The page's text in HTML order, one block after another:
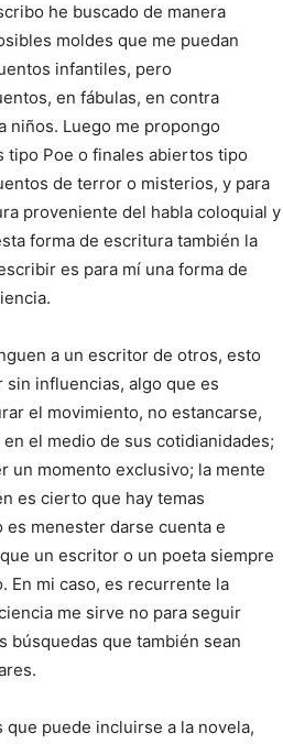
he buscado de manera
moldes que me puedan
infantiles, pero
en fábulas, en contra
niños. Luego me propongo
tipo Poe o finales abiertos tipo
de terror o misterios, y para
proveniente del habla coloquial y
forma de escritura también la
es para mí una forma de
a un escritor de otros, esto
influencias, algo que es
el movimiento, no estancarse,
el medio de sus cotidianidades;
un momento exclusivo; la mente
es cierto que hay temas
menester darse cuenta e
un escritor o un poeta siempre
En mi caso, es recurrente la
me sirve no para seguir
búsquedas que también sean
que puede incluirse a la novela,